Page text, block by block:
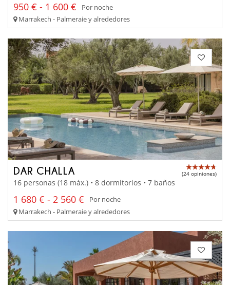
950 € - 1 600 €
Por noche
Marrakech - Palmeraie y alrededores
DAR CHALLA (24 opiniones)
16 personas (18 máx.) • 8 dormitorios • 7 baños
1 680 € - 2 560 €
Por noche
Marrakech - Palmeraie y alrededores